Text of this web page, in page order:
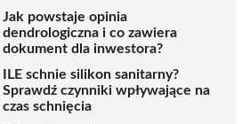
Jak powstaje opinia
dendrologiczna i co zawiera
dokument dla inwestora?
ILE schnie silikon sanitarny?
Sprawdź czynniki wpływające na
czas schnięcia